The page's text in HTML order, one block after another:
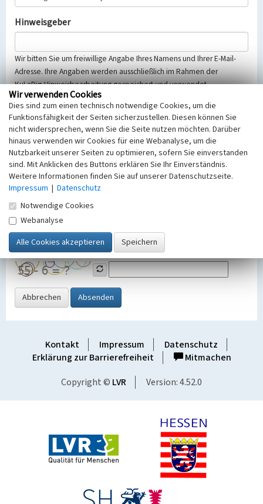
Hinweisgeber
Wir bitten Sie um freiwillige Angabe Ihres Namens und Ihrer E-Mail-
Adresse. Ihre Angaben werden ausschließlich im Rahmen der
KuLaDig-Hinweisbearbeitung gespeichert und verwendet.
Selbstverständlich werden diese entsprechend der Vorschriften des
Telemediengesetzes, des Datenschutzgesetzes NRW und der seit
dem 25.05.2018 gültigen Europäischen Datenschutzgrundverordnung
(EU-DSGVO) vertraulich behandelt, beachten Sie bitte unsere
Hinweise zumDatenschutz
Nachricht
SicherheitsabfrageTragen Sie unten das Rechenergebnis aus der
Grafik ein
Abbrechen Absenden
Kontakt Impressum
Datenschutz
Erklärung zur Barrierefreiheit
Mitmachen
Copyright © LVR Version: 4.52.0
Wir verwenden Cookies
Dies sind zum einen technisch notwendige Cookies, um die
Funktionsfähigkeit der Seiten sicherzustellen. Diesen können Sie
nicht widersprechen, wenn Sie die Seite nutzen möchten. Darüber
hinaus verwenden wir Cookies für eine Webanalyse, um die
Nutzbarkeit unserer Seiten zu optimieren, sofern Sie einverstanden
sind. Mit Anklicken des Buttons erklären Sie Ihr Einverständnis.
Weitere Informationen finden Sie auf unserer Datenschutzseite.
Impressum | Datenschutz
Notwendige Cookies
Webanalyse